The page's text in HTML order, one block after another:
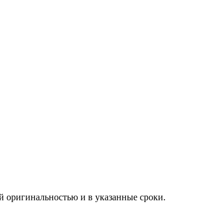
оригинальностью и в указанные сроки.